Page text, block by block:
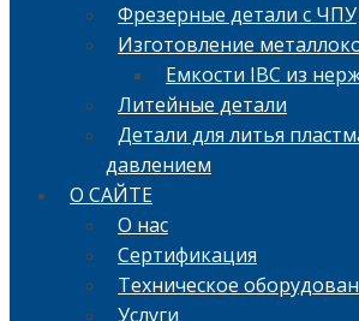
Фрезерные детали с ЧПУ
Изготовление
Емкости IBC из
Литейные детали
Детали для литья
давлением
О САЙТЕ
О нас
Сертификация
Техническое
Услуги